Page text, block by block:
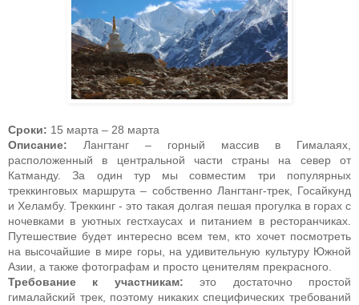
Сроки: 15 марта – 28 марта
Описание:
Лангтанг – горный массив в Гималаях,
расположенный в центральной части страны на север от
Катманду. За один тур мы совместим три популярных
треккинговых маршрута – собственно Лангтанг-трек, Госайкунд
и Хеламбу. Треккинг - это такая долгая пешая прогулка в горах с
ночевками в уютных гестхаусах и питанием в ресторанчиках.
Путешествие будет интересно всем тем, кто хочет посмотреть
на высочайшие в мире горы, на удивительную культуру Южной
Азии, а также фотографам и просто ценителям прекрасного.
Требование к участникам:
это достаточно простой
гималайский трек, поэтому никаких специфических требований